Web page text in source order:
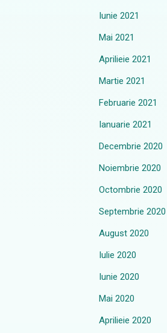
Iunie 2021
Mai 2021
Aprilieie 2021
Martie 2021
Februarie 2021
Ianuarie 2021
Decembrie 2020
Noiembrie 2020
Octombrie 2020
Septembrie 2020
August 2020
Iulie 2020
Iunie 2020
Mai 2020
Aprilieie 2020